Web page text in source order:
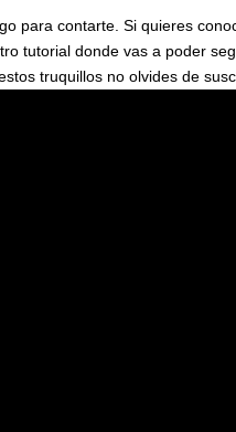
para contarte. Si quieres
tutorial donde vas a poder
truquillos no olvides de